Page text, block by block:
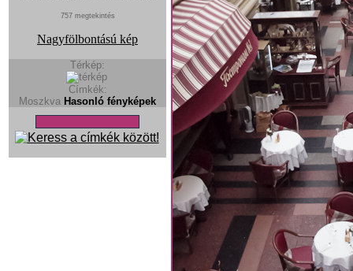
757 megtekintés
Nagyfölbontású kép
Térkép:
Címkék:
Moszkva Hasonló fényképek